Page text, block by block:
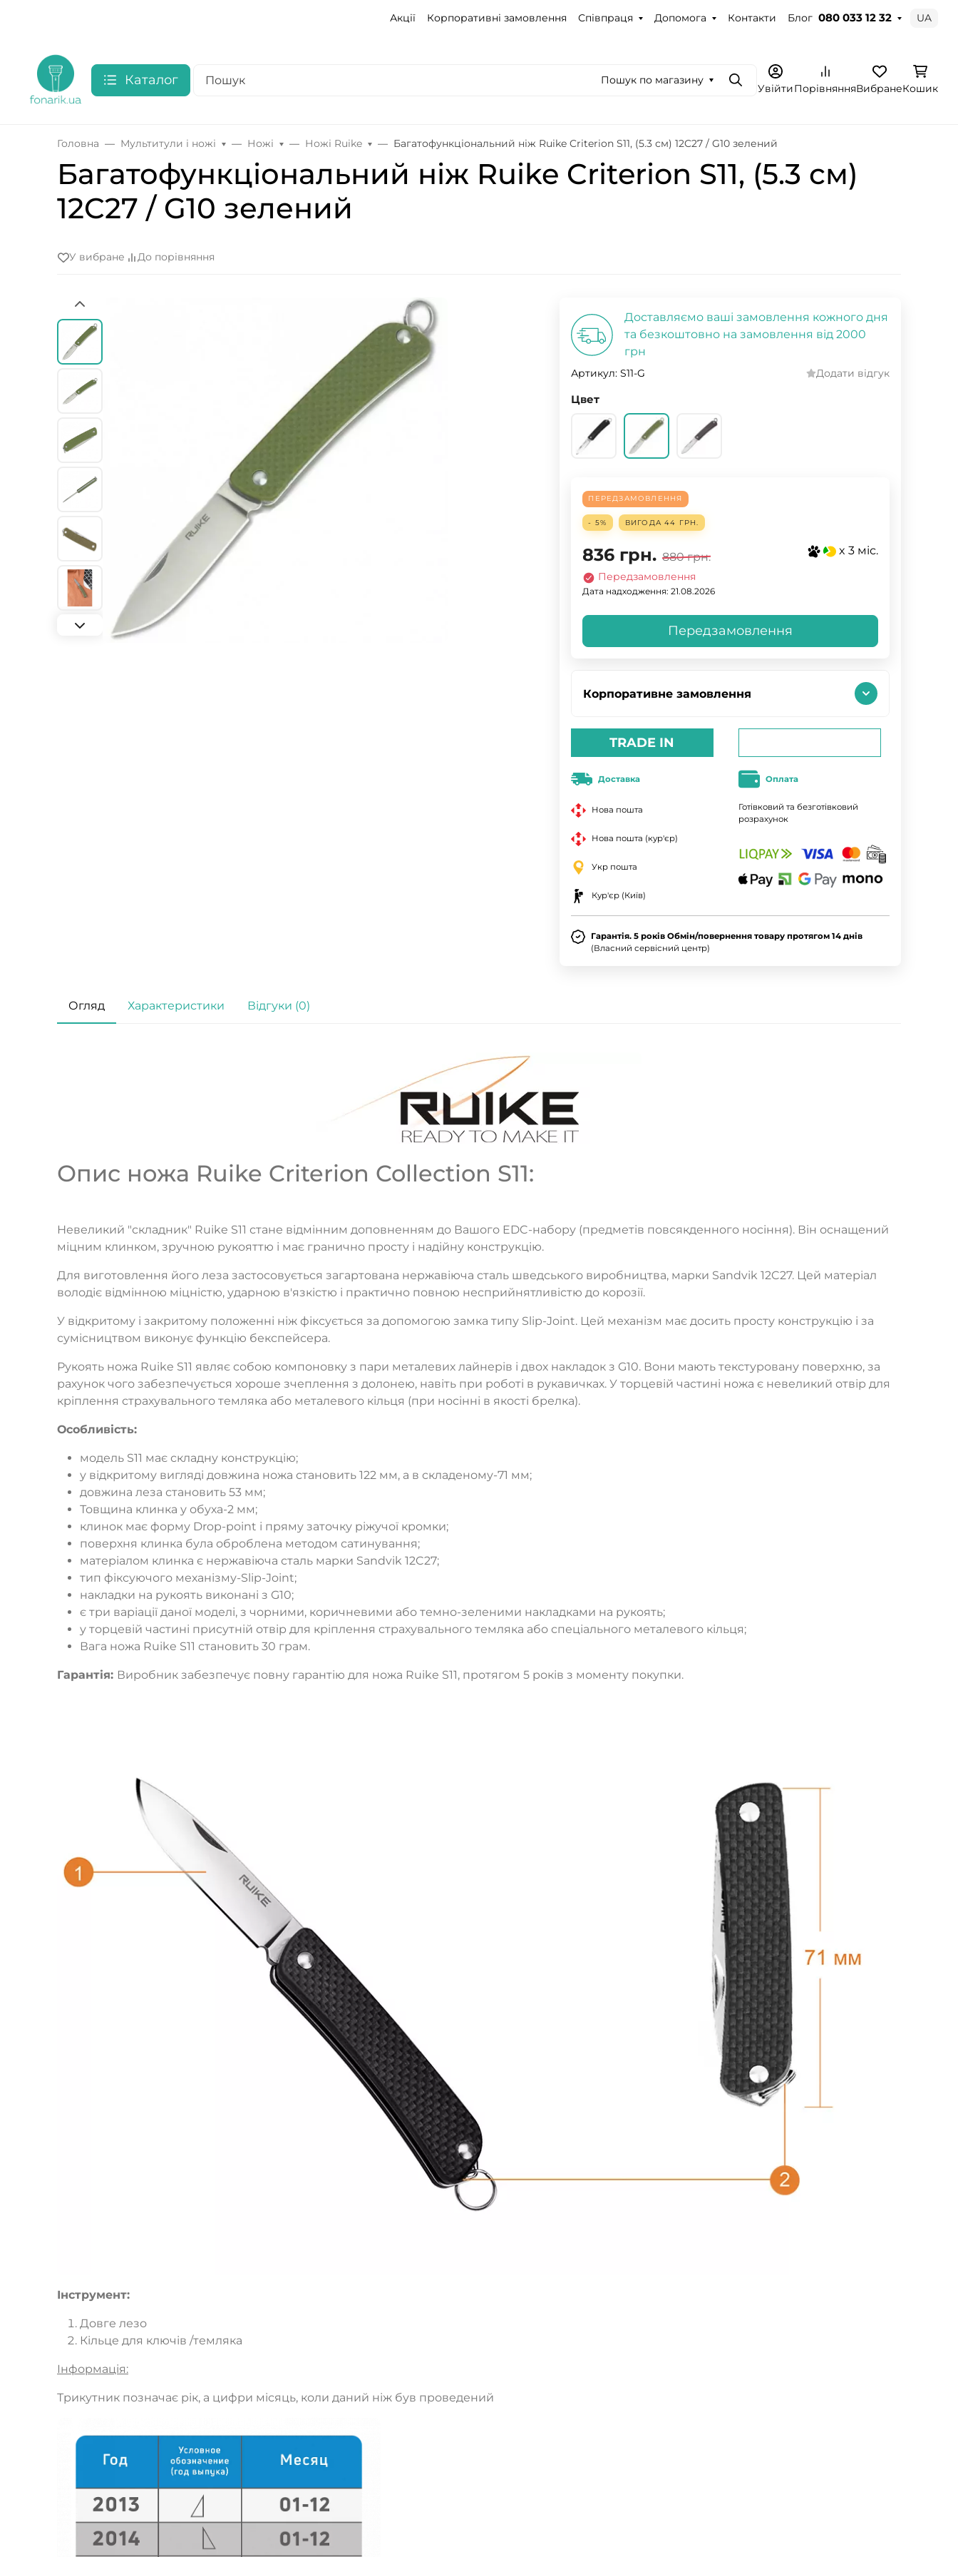
Акції Корпоративні замовлення Співпраця Допомога Контакти Блог 080 033 12 32 UA
Каталог Пошук по магазину
ПошукУвійтиПорівнянняВибранеКошик
Головна Мультитули і ножі Ножі Ножі Ruike Багатофункціональний ніж Ruike Criterion S11, (5.3 см) 12C27 / G10 зелений
Багатофункціональний ніж Ruike Criterion S11, (5.3 см)
12C27 / G10 зелений
У вибране До порівняння
Доставляємо ваші замовлення кожного дня
та безкоштовно на замовлення від 2000
грн
Артикул: S11-G Додати відгук
Цвет
ПЕРЕДЗАМОВЛЕННЯ
- 5% ВИГОДА44 ГРН.
836 грн. 880 грн. x 3 міс.
Передзамовлення
Дата надходження: 21.08.2026
Передзамовлення
Корпоративне замовлення
TRADE IN
Доставка
Нова пошта
Нова пошта (кур'єр)
Укр пошта
Кур'єр (Київ)
Оплата
Готівковий та безготівковий
розрахунок
Гарантія. 5 років Обмін/повернення товару протягом 14 днів
(Власний сервісний центр)
Огляд Характеристики Відгуки (0)
Опис ножа Ruike Criterion Collection S11:
Невеликий "складник" Ruike S11 стане відмінним доповненням до Вашого EDC-набору (предметів повсякденного носіння). Він оснащений
міцним клинком, зручною рукояттю і має гранично просту і надійну конструкцію.
Для виготовлення його леза застосовується загартована нержавіюча сталь шведського виробництва, марки Sandvik 12C27. Цей матеріал
володіє відмінною міцністю, ударною в'язкістю і практично повною несприйнятливістю до корозії.
У відкритому і закритому положенні ніж фіксується за допомогою замка типу Slip-Joint. Цей механізм має досить просту конструкцію і за
сумісництвом виконує функцію бекспейсера.
Рукоять ножа Ruike S11 являє собою компоновку з пари металевих лайнерів і двох накладок з G10. Вони мають текстуровану поверхню, за
рахунок чого забезпечується хороше зчеплення з долонею, навіть при роботі в рукавичках. У торцевій частині ножа є невеликий отвір для
кріплення страхувального темляка або металевого кільця (при носінні в якості брелка).
Особливість:
модель S11 має складну конструкцію;
у відкритому вигляді довжина ножа становить 122 мм, а в складеному-71 мм;
довжина леза становить 53 мм;
Товщина клинка у обуха-2 мм;
клинок має форму Drop-point і пряму заточку ріжучої кромки;
поверхня клинка була оброблена методом сатинування;
матеріалом клинка є нержавіюча сталь марки Sandvik 12C27;
тип фіксуючого механізму-Slip-Joint;
накладки на рукоять виконані з G10;
є три варіації даної моделі, з чорними, коричневими або темно-зеленими накладками на рукоять;
у торцевій частині присутній отвір для кріплення страхувального темляка або спеціального металевого кільця;
Вага ножа Ruike S11 становить 30 грам.
Гарантія: Виробник забезпечує повну гарантію для ножа Ruike S11, протягом 5 років з моменту покупки.
Інструмент:
Довге лезо
Кільце для ключів /темляка
Інформація:
Трикутник позначає рік, а цифри місяць, коли даний ніж був проведений
ТАК НІ